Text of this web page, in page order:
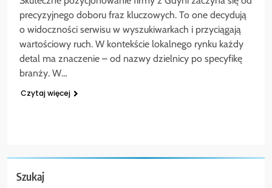
precyzyjnego doboru fraz kluczowych. To one decydują
o widoczności serwisu w wyszukiwarkach i przyciągają
wartościowy ruch. W kontekście lokalnego rynku każdy
detal ma znaczenie – od nazwy dzielnicy po specyfikę
branży. W…
Czytaj więcej
Szukaj